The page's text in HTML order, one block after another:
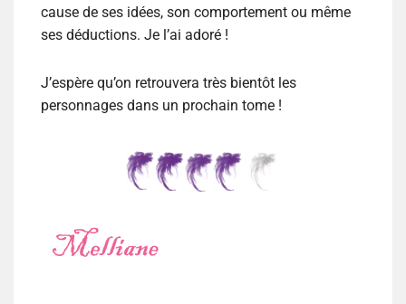
cause de ses idées, son comportement ou même
ses déductions. Je l’ai adoré !
J’espère qu’on retrouvera très bientôt les
personnages dans un prochain tome !